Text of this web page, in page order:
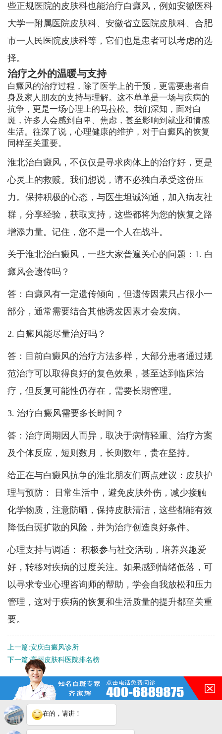
些正规医院的皮肤科也能治疗白癜风，例如安徽医科
大学一附属医院皮肤科、安徽省立医院皮肤科、合肥
市一人民医院皮肤科等，它们也是患者可以考虑的选
择。
治疗之外的温暖与支持
白癜风的治疗过程，除了医学上的干预，更需要患者自
身及家人朋友的支持与理解。这不单单是一场与疾病的
抗争，更是一场心理上的马拉松。我们深知，面对白
斑，许多人会感到自卑、焦虑，甚至影响到就业和情感
生活。往深了说，心理健康的维护，对于白癜风的恢复
同样至关重要。
淮北治白癜风，不仅仅是寻求肉体上的治疗好，更是
心灵上的救赎。我们想说，请不必独自承受这份压
力。保持积极的心态，与医生坦诚沟通，加入病友社
群，分享经验，获取支持，这些都将为您的恢复之路
增添力量。记住，您不是一个人在战斗。
关于淮北治白癜风，一些大家普遍关心的问题：1. 白
癜风会遗传吗？
答：白癜风有一定遗传倾向，但遗传因素只占很小一
部分，通常需要结合其他诱发因素才会发病。
2. 白癜风能尽量治好吗？
答：目前白癜风的治疗方法多样，大部分患者通过规
范治疗可以取得良好的复色效果，甚至达到临床治
疗，但反复可能性仍存在，需要长期管理。
3. 治疗白癜风需要多长时间？
答：治疗周期因人而异，取决于病情轻重、治疗方案
及个体反应，短则数月，长则数年，贵在坚持。
给正在与白癜风抗争的淮北朋友们两点建议：皮肤护
理与预防： 日常生活中，避免皮肤外伤，减少接触
化学物质，注意防晒，保持皮肤清洁，这些都能有效
降低白斑扩散的风险，并为治疗创造良好条件。
心理支持与调适： 积极参与社交活动，培养兴趣爱
好，转移对疾病的过度关注。如果感到情绪低落，可
以寻求专业心理咨询师的帮助，学会自我放松和压力
管理，这对于疾病的恢复和生活质量的提升都至关重
要。
上一篇:安庆白癜风诊所
下一篇:亳州皮肤科医院排名榜
QQ：3188546587
在的，请讲！